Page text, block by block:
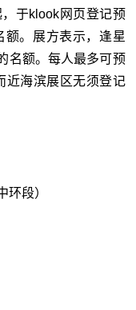
于klook网页登记预
。展方表示，逢星
名额。每人最多可预
近海滨展区无须登记
环段）